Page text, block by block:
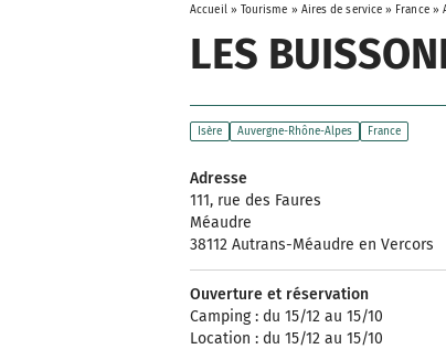
Accueil» Tourisme » Aires de service » France»
LES
Isère Auvergne-Rhône-Alpes France
Adresse
111, rue des Faures
Méaudre
38112 Autrans-Méaudre en Vercors
Ouverture et réservation
Camping : du 15/12 au 15/10
Location : du 15/12 au 15/10